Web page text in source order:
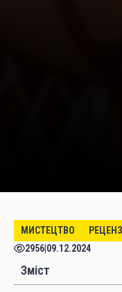
МИСТЕЦТВО
2956 09.12.2024
Зміст